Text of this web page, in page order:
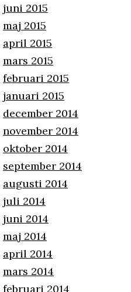
juni 2015
maj 2015
april 2015
mars 2015
februari 2015
januari 2015
december 2014
november 2014
oktober 2014
september 2014
augusti 2014
juli 2014
juni 2014
maj 2014
april 2014
mars 2014
februari 2014